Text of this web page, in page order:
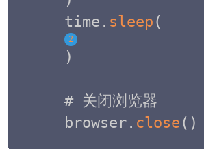
time . sleep (
2
)
# 关闭浏览器
browser. close ( )